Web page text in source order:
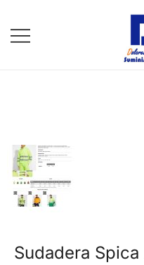
Sudadera